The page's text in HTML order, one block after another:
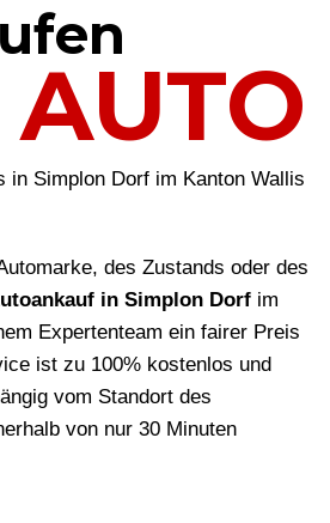
in Simplon Dorf im Kanton Wallis
des Zustands oder des
in Simplon Dorf im
Expertenteam ein fairer Preis
ist zu 100% kostenlos und
vom Standort des
von nur 30 Minuten